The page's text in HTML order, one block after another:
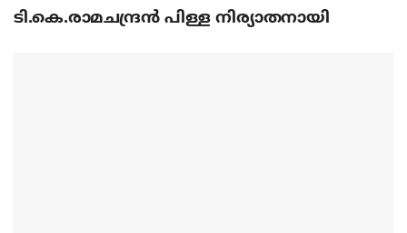
ടി.കെ.രാമചന്ദ്രന്‍ പിള്ള നിര്യാതനായി